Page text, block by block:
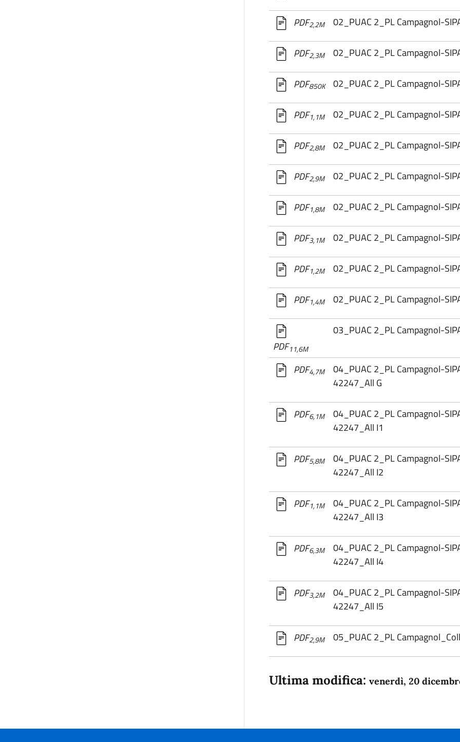
PDF2,2M 02_PUAC 2_PL Campagnol-
PDF2,3M 02_PUAC 2_PL Campagnol-
PDF850K 02_PUAC 2_PL Campagnol-
PDF1,1M 02_PUAC 2_PL Campagnol-
PDF2,8M 02_PUAC 2_PL Campagnol-
PDF2,9M 02_PUAC 2_PL Campagnol-
PDF1,8M 02_PUAC 2_PL Campagnol-
PDF3,1M 02_PUAC 2_PL Campagnol-
PDF1,2M 02_PUAC 2_PL Campagnol-
PDF1,4M 02_PUAC 2_PL Campagnol-
PDF11,6M
03_PUAC 2_PL Campagnol-
PDF4,7M
04_PUAC 2_PL Campagnol-
42247_All G
PDF6,1M
04_PUAC 2_PL Campagnol-
42247_All I1
PDF5,8M
04_PUAC 2_PL Campagnol-
42247_All I2
PDF1,1M
04_PUAC 2_PL Campagnol-
42247_All I3
PDF6,3M
04_PUAC 2_PL Campagnol-
42247_All I4
PDF3,2M
04_PUAC 2_PL Campagnol-
42247_All I5
PDF2,9M 05_PUAC 2_PL
Ultima modifica: venerdì, 20